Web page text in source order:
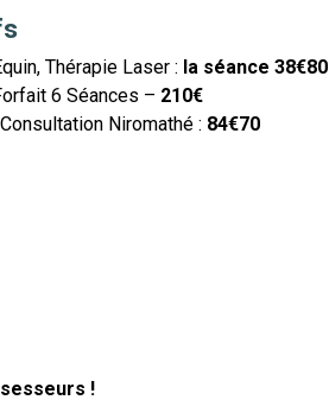
Thérapie Laser : la séance 38€80
6 Séances – 210€
Niromathé : 84€70
!